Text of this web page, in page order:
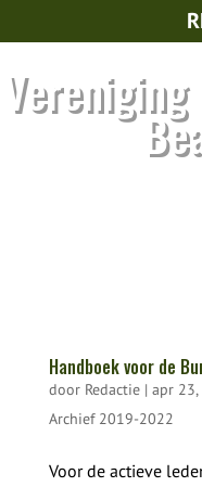
Handboek voor de
door Redactie| apr
Archief 2019-2022
Voor de actieve